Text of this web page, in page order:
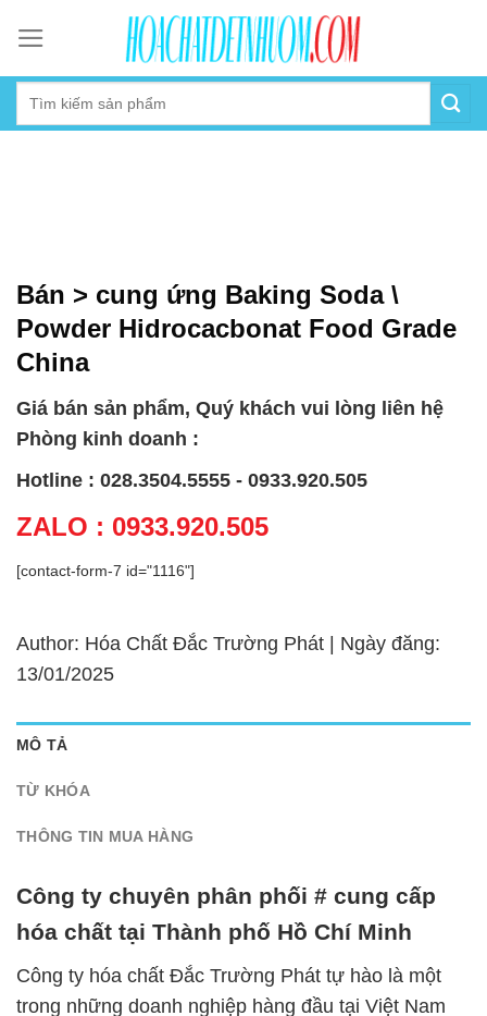
content
Bán > cung ứng Baking Soda \
Powder Hidrocacbonat Food Grade
China
Giá bán sản phẩm, Quý khách vui lòng liên hệ
Phòng kinh doanh :
Hotline : 028.3504.5555 - 0933.920.505
ZALO : 0933.920.505
[contact-form-7 id="1116"]
Author: Hóa Chất Đắc Trường Phát | Ngày đăng:
13/01/2025
MÔ TẢ
TỪ KHÓA
THÔNG TIN MUA HÀNG
Công ty chuyên phân phối # cung cấp
hóa chất tại Thành phố Hồ Chí Minh
Công ty hóa chất Đắc Trường Phát tự hào là một
trong những doanh nghiệp hàng đầu tại Việt Nam